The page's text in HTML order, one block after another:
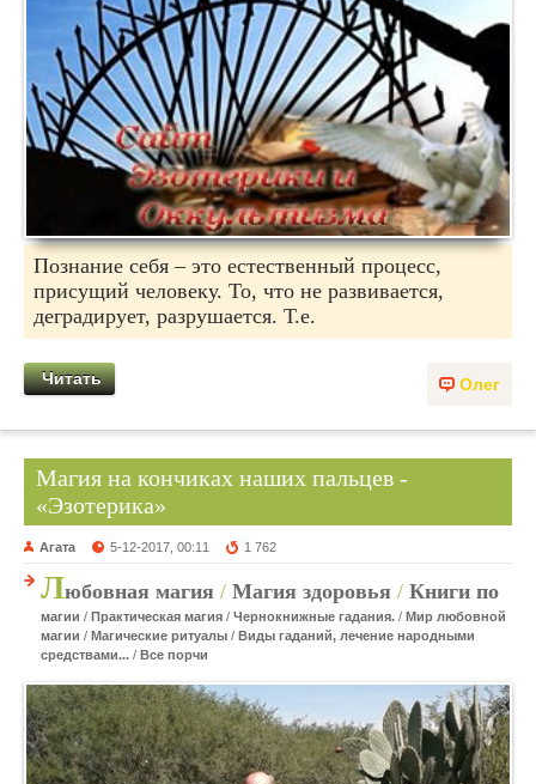
Познание себя – это естественный процесс,
присущий человеку. То, что не развивается,
деградирует, разрушается. Т.е.
Олег
Читать
Магия на кончиках наших пальцев -
«Эзотерика»
Агата 5-12-2017, 00:11 1 762
Любовная магия / Магия здоровья / Книги по
магии / Практическая магия / Чернокнижные гадания. / Мир любовной
магии / Магические ритуалы / Виды гаданий, лечение народными
средствами... / Все порчи